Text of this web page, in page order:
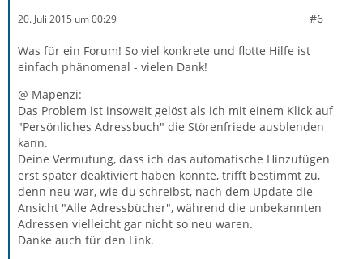
20. Juli 2015 um 00:29 #6
Was für ein Forum! So viel konkrete und flotte Hilfe ist
einfach phänomenal - vielen Dank!
@ Mapenzi:
Das Problem ist insoweit gelöst als ich mit einem Klick auf
"Persönliches Adressbuch" die Störenfriede ausblenden
kann.
Deine Vermutung, dass ich das automatische Hinzufügen
erst später deaktiviert haben könnte, trifft bestimmt zu,
denn neu war, wie du schreibst, nach dem Update die
Ansicht "Alle Adressbücher", während die unbekannten
Adressen vielleicht gar nicht so neu waren.
Danke auch für den Link.